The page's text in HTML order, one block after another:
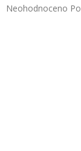
Průměrné
Neohodnoceno